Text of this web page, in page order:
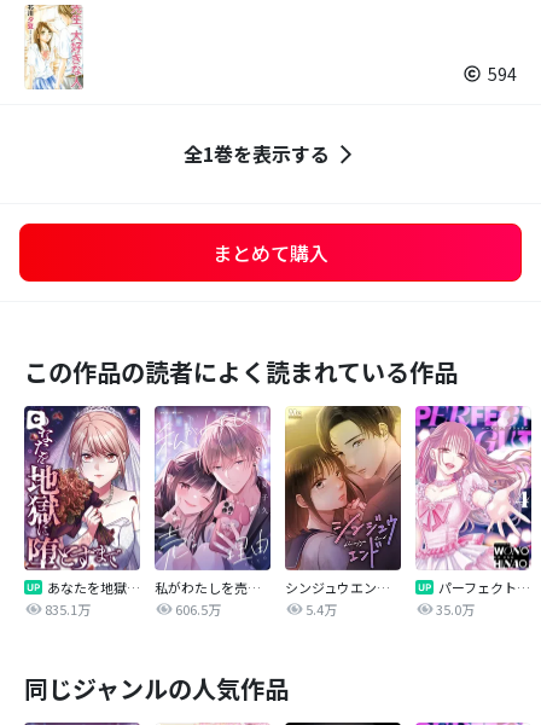
594
全1巻を表示する
まとめて購入
この作品の読者によく読まれている作品
あなたを地獄に堕とすまで
835.1万
私がわたしを売る理由
606.5万
シンジュウエンド【タテヨミ】
5.4万
パーフェクトグリッター
35.0万
同じジャンルの人気作品